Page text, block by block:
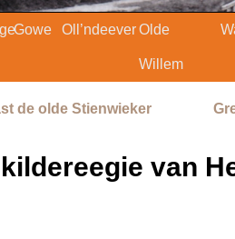
Gowe Oll’ndeeverOlde
Willem
de olde Stienwieker
van